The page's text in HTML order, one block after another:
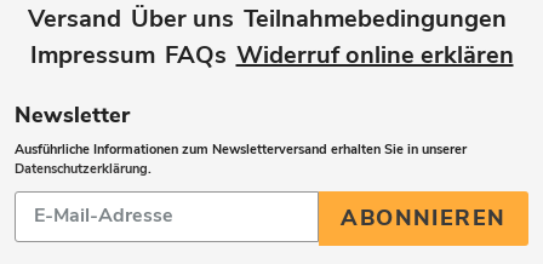
Versand Über uns Teilnahmebedingungen
Impressum FAQs Widerruf online erklären
Newsletter
Ausführliche Informationen zum Newsletterversand erhalten Sie in unserer
Datenschutzerklärung.
Abonnieren
Sie
ABONNIEREN